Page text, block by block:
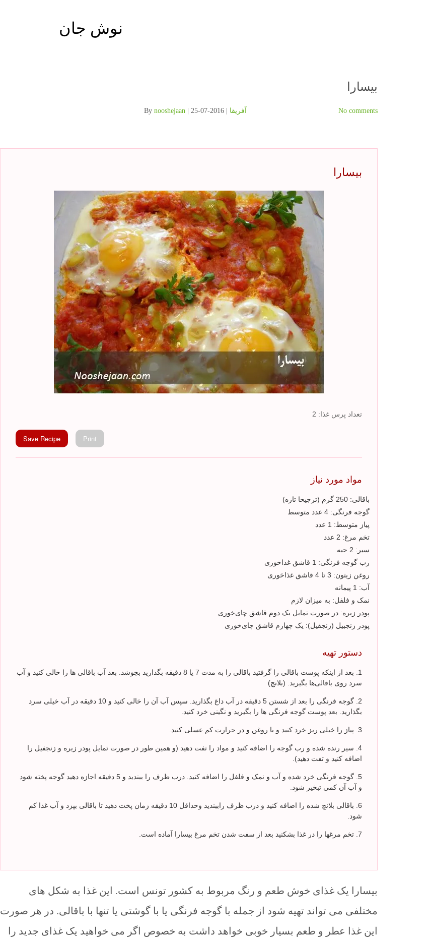
نوش جان
بیسارا
آفریقا | 2016-07-25 | By
nooshejaan No comments
بیسارا
تعداد پرس غذا: 2
Save Recipe Print
مواد مورد نیاز
باقالی: 250 گرم (ترجیحا تازه)
گوجه فرنگی: 4 عدد متوسط
پیاز متوسط: 1 عدد
تخم مرغ: 2 عدد
سیر: 2 حبه
رب گوجه فرنگی: 1 قاشق غذاخوری
روغن زیتون: 3 تا 4 قاشق غذاخوری
آب: 1 پیمانه
نمک و فلفل: به میزان لازم
پودر زیره: در صورت تمایل یک دوم قاشق چای‌خوری
پودر زنجبیل (زنجفیل): یک چهارم قاشق چای‌خوری
دستور تهیه
بعد از اینکه پوست باقالی را گرفتید باقالی را به مدت 7 یا 8 دقیقه بگذارید بجوشد. بعد آب باقالی ها را خالی کنید و آب
سرد روی باقالی‌ها بگیرید. (بلانچ)
گوجه فرنگی را بعد از شستن 5 دقیقه در آب داغ بگذارید. سپس آب آن را خالی کنید و 10 دقیقه در آب خیلی سرد
بگذارید. بعد پوست گوجه فرنگی ها را بگیرید و نگینی خرد کنید.
پیاز را خیلی ریز خرد کنید و با روغن و در حرارت کم عسلی کنید.
سیر رنده شده و رب گوجه را اضافه کنید و مواد را تفت دهید (و همین طور در صورت تمایل پودر زیره و زنجفیل را
اضافه کنید و تفت دهید).
گوجه فرنگی خرد شده و آب و نمک و فلفل را اضافه کنید. درب ظرف را ببندید و 5 دقیقه اجازه دهید گوجه پخته شود
و آب آن کمی تبخیر شود.
باقالی بلانچ شده را اضافه کنید و درب ظرف راببندید وحداقل 10 دقیقه زمان پخت دهید تا باقالی بپزد و آب غذا کم
شود.
تخم مرغها را در غذا بشکنید بعد از سفت شدن تخم مرغ بیسارا آماده است.
بیسارا یک غذای خوش طعم و رنگ مربوط به کشور تونس است. این غذا به شکل های
مختلفی می تواند تهیه شود از جمله با گوجه فرنگی یا با گوشتی یا تنها با باقالی. در هر صورت
این غذا عطر و طعم بسیار خوبی خواهد داشت به خصوص اگر می خواهید یک غذای جدید را